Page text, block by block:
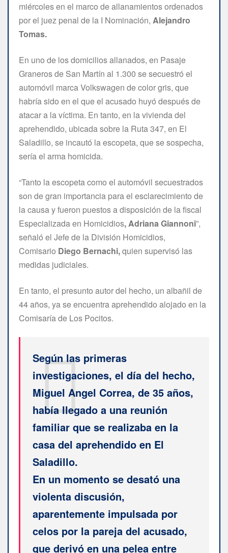
miércoles en el marco de allanamientos ordenados
por el juez penal de la I Nominación, Alejandro
Tomas.
En uno de los domicilios allanados, en Pasaje
Graneros de San Martín al 1.300 se secuestró el
automóvil marca Volkswagen de color gris, que
habría sido en el que el acusado huyó después de
atacar a la víctima. En tanto, en la vivienda del
aprehendido, ubicada sobre la Ruta 347, en El
Saladillo, se incautó la escopeta, que se sospecha,
sería el arma homicida.
“Tanto la escopeta como el automóvil secuestrados
son de gran importancia para el esclarecimiento de
la causa y fueron puestos a disposición de la fiscal
Especializada en Homicidios, Adriana Giannoni”,
señaló el Jefe de la División Homicidios,
Comisario Diego Bernachi,quien supervisó las
medidas judiciales.
En tanto, el presunto autor del hecho, un albañil de
44 años, ya se encuentra aprehendido alojado en la
Comisaría de Los Pocitos.
Según las primeras
investigaciones, el día del hecho,
Miguel Angel Correa, de 35 años,
había llegado a una reunión
familiar que se realizaba en la
casa del aprehendido en El
Saladillo.
En un momento se desató una
violenta discusión,
aparentemente impulsada por
celos por la pareja del acusado,
que derivó en una pelea entre